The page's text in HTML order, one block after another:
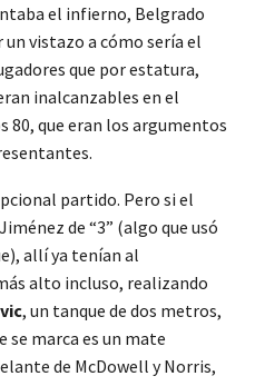
el infierno, Belgrado
vistazo a cómo sería el
que por estatura,
inalcanzables en el
80, que eran los argumentos
partido. Pero si el
de “3” (algo que usó
allí ya tenían al
alto incluso, realizando
, un tanque de dos metros,
se marca es un mate
de McDowell y Norris,